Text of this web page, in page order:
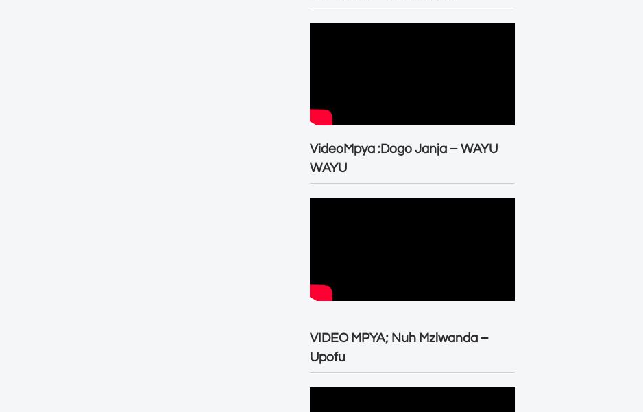
VideoMpya :Dogo Janja – WAYU
WAYU
VIDEO MPYA; Nuh Mziwanda –
Upofu